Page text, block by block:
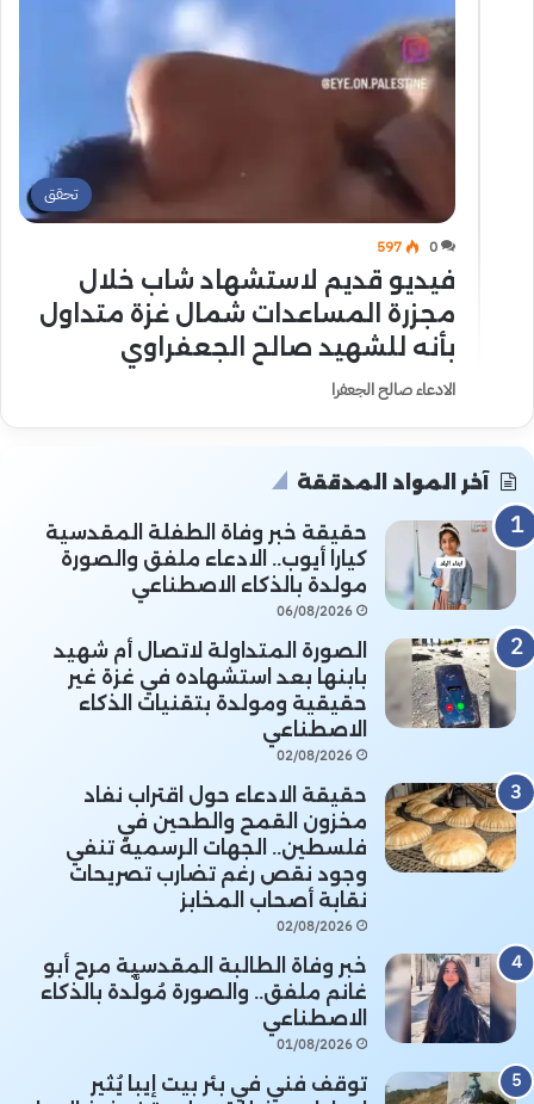
تحقق
0
597
فيديو قديم لاستشهاد شاب خلال
مجزرة المساعدات شمال غزة متداول
بأنه للشهيد صالح الجعفراوي
الادعاء صالح الجعفرا
آخر المواد المدققة
حقيقة خبر وفاة الطفلة المقدسية
كيارا أيوب.. الادعاء ملفق والصورة
مولدة بالذكاء الاصطناعي
06/08/2026
الصورة المتداولة لاتصال أم شهيد
بابنها بعد استشهاده في غزة غير
حقيقية ومولدة بتقنيات الذكاء
الاصطناعي
02/08/2026
حقيقة الادعاء حول اقتراب نفاد
مخزون القمح والطحين في
فلسطين.. الجهات الرسمية تنفي
وجود نقص رغم تضارب تصريحات
نقابة أصحاب المخابز
02/08/2026
خبر وفاة الطالبة المقدسية مرح أبو
غانم ملفق.. والصورة مُولَّدة بالذكاء
الاصطناعي
01/08/2026
توقف فني في بئر بيت إيبا يُثير